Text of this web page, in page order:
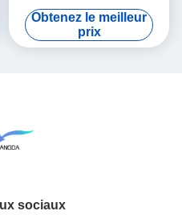
du robinet/eaux
souterraines/d'eau
purification de bouilloire
Obtenez le meilleur
prix
sociaux